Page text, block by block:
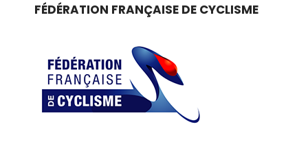
FÉDÉRATION FRANÇAISE DE CYCLISME